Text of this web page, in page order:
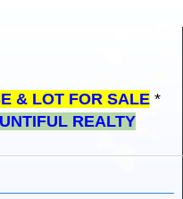
& LOT FOR SALE *
REALTY